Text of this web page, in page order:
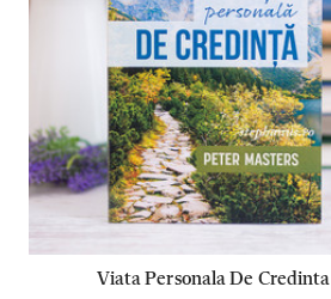
Viata Personala De Credinta